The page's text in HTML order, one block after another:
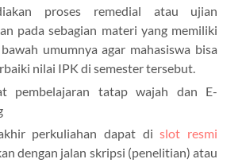
proses remedial atau ujian
pada sebagian materi yang memiliki
umumnya agar mahasiswa bisa
nilai IPK di semester tersebut.
pembelajaran tatap wajah dan E-
perkuliahan dapat dislot resmi
dengan jalan skripsi (penelitian) atau